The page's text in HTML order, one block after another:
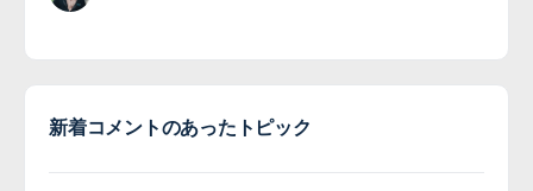
新着コメントのあったトピック